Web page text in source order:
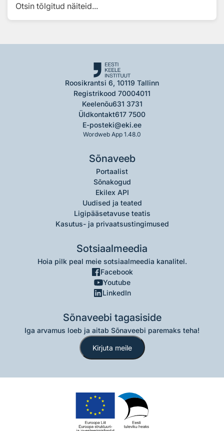
Otsin tõlgitud näiteid...
Roosikrantsi 6, 10119 Tallinn
Registrikood 70004011
Keelenõu631 3731
Üldkontakt617 7500
E-posteki@eki.ee
Wordweb App 1.48.0
Sõnaveeb
Portaalist
Sõnakogud
Ekilex API
Uudised ja teated
Ligipääsetavuse teatis
Kasutus- ja privaatsustingimused
Sotsiaalmeedia
Hoia pilk peal meie sotsiaalmeedia kanalitel.
Facebook
Youtube
LinkedIn
Sõnaveebi tagasiside
Iga arvamus loeb ja aitab Sõnaveebi paremaks teha!
Kirjuta meile